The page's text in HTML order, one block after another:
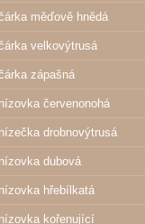
měďově hnědá
velkovýtrusá
zápašná
červenonohá
drobnovýtrusá
dubová
hřebílkatá
kořenující